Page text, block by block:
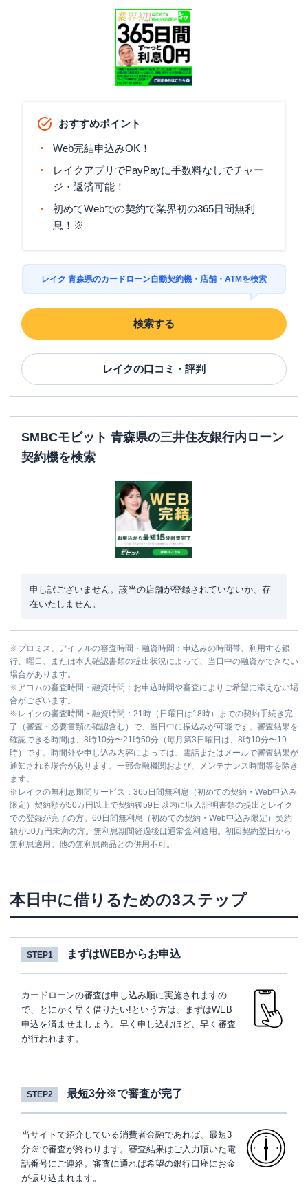
おすすめポイント
Web完結申込みOK！
レイクアプリでPayPayに手数料なしでチャー
ジ・返済可能！
初めてWebでの契約で業界初の365日間無利
息！※
レイク 青森県のカードローン自動契約機・店舗・ATMを検索
検索する
レイクの口コミ・評判
SMBCモビット 青森県の三井住友銀行内ローン
契約機を検索
申し訳ございません。該当の店舗が登録されていないか、存
在いたしません。
※プロミス、アイフルの審査時間・融資時間：申込みの時間帯、利用する銀
行、曜日、または本人確認書類の提出状況によって、当日中の融資ができない
場合があります。
※アコムの審査時間・融資時間：お申込時間や審査によりご希望に添えない場
合がございます。
※ レイクの審査時間・融資時間：21時（日曜日は18時）までの契約手続き完
了（審査・必要書類の確認含む）で、当日中に振込みが可能です。審査結果を
確認できる時間は、8時10分〜21時50分（毎月第3日曜日は、8時10分〜19
時）です。時間外や申し込み内容によっては、電話またはメールで審査結果が
通知される場合があります。一部金融機関および、メンテナンス時間等を除き
ます。
※ レイクの無利息期間サービス：365日間無利息（初めての契約・Web申込み
限定）契約額が50万円以上で契約後59日以内に収入証明書類の提出とレイク
での登録が完了の方。60日間無利息（初めての契約・Web申込み限定）契約
額が50万円未満の方。無利息期間経過後は通常金利適用。初回契約翌日から
無利息適用。他の無利息商品との併用不可。
本日中に借りるための3ステップ
STEP1 まずはWEBからお申込
カードローンの審査は申し込み順に実施されますの
で、とにかく早く借りたい!という方は、まずはWEB
申込を済ませましょう。早く申し込むほど、早く審査
が行われます。
STEP2 最短3分※で審査が完了
当サイトで紹介している消費者金融であれば、最短3
分※で審査が終わります。審査結果はご入力頂いた電
話番号にご連絡。審査に通れば希望の銀行口座にお金
が振り込まれます。